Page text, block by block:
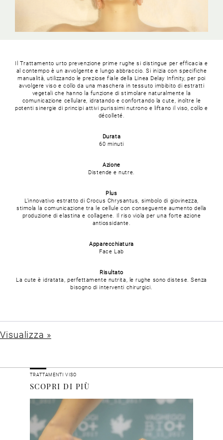
Il Trattamento urto prevenzione prime rughe si distingue per efficacia e
al contempo è un avvolgente e lungo abbraccio. Si inizia con specifiche
manualità, utilizzando le preziose fiale della Linea Delay Infinity, per poi
avvolgere viso e collo da una maschera in tessuto imbibito di estratti
vegetali che hanno la funzione di stimolare naturalmente la
comunicazione cellulare, idratando e confortando la cute, inoltre le
potenti sinergie di principi attivi purissimi nutrono e liftano il viso, collo e
décolleté.
Durata
60 minuti
Azione
Distende e nutre.
Plus
L’innovativo estratto di Crocus Chrysantus, simbolo di giovinezza,
stimola la comunicazione tra le cellule con conseguente aumento della
produzione di elastina e collagene. Il riso viola per una forte azione
antiossidante.
Apparecchiatura
Face Lab
Risultato
La cute è idratata, perfettamente nutrita, le rughe sono distese. Senza
bisogno di interventi chirurgici.
Visualizza »
TRATTAMENTI VISO
SCOPRI DI PIÙ